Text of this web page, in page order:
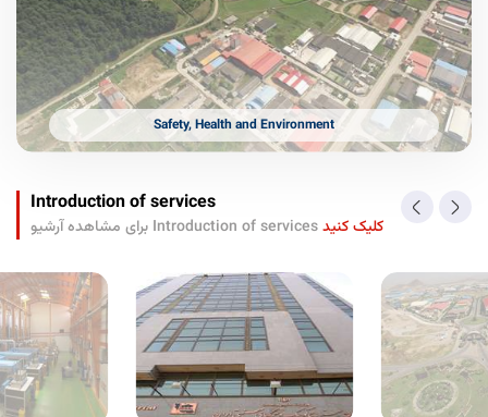
Safety, Health and Environment
Introduction of services
برای مشاهده آرشیو Introduction of servicesکلیک کنید